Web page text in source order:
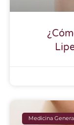
Medicina